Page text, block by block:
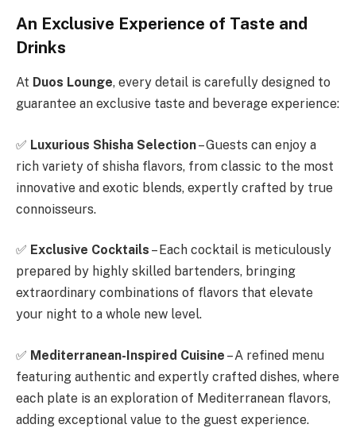
An Exclusive Experience of Taste and
Drinks
At Duos Lounge, every detail is carefully designed to
guarantee an exclusive taste and beverage experience:
✅ Luxurious Shisha Selection– Guests can enjoy a
rich variety of shisha flavors, from classic to the most
innovative and exotic blends, expertly crafted by true
connoisseurs.
✅ Exclusive Cocktails – Each cocktail is meticulously
prepared by highly skilled bartenders, bringing
extraordinary combinations of flavors that elevate
your night to a whole new level.
✅ Mediterranean-Inspired Cuisine – A refined menu
featuring authentic and expertly crafted dishes, where
each plate is an exploration of Mediterranean flavors,
adding exceptional value to the guest experience.